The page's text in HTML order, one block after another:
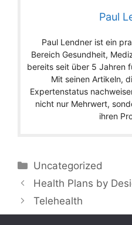
Paul
Paul Lendner ist ein
Bereich Gesundheit,
bereits seit über 5 Jahren
Mit seinen Artikeln,
Expertenstatus
nicht nur Mehrwert,
ihren
Categories
Uncategorized
Health Plans by
Telehealth